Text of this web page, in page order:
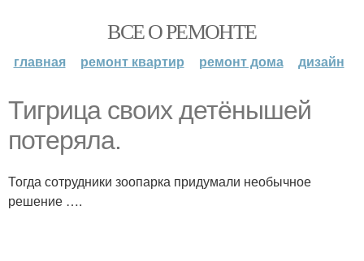
ВСЕ О РЕМОНТЕ
главная ремонт квартир ремонт дома дизайн
Тигрица своих детёнышей
потеряла.
Тогда сотрудники зоопарка придумали необычное
решение ….